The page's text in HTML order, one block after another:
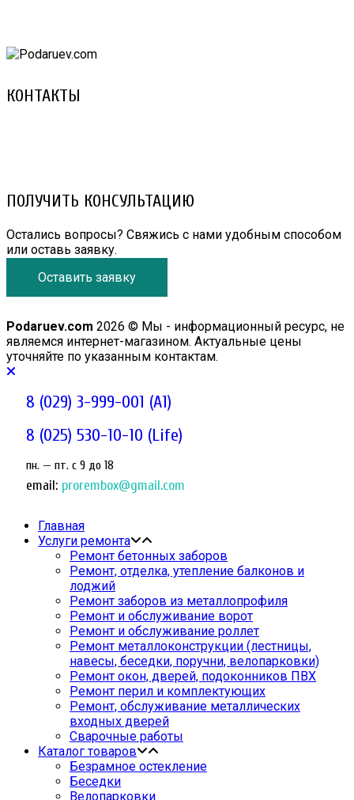
КОНТАКТЫ
ПОЛУЧИТЬ КОНСУЛЬТАЦИЮ
Остались вопросы? Свяжись с нами удобным способом
или оставь заявку.
Оставить заявку
Podaruev.com 2026 © Мы - информационный ресурс, не
являемся интернет-магазином. Актуальные цены
уточняйте по указанным контактам.
8 (029) 3-999-001 (A1)
8 (025) 530-10-10 (Life)
пн. — пт. c 9 до 18
email: prorembox@gmail.com
Главная
Услуги ремонта
Ремонт бетонных заборов
Ремонт, отделка, утепление балконов и
лоджий
Ремонт заборов из металлопрофиля
Ремонт и обслуживание ворот
Ремонт и обслуживание роллет
Ремонт металлоконструкции (лестницы,
навесы, беседки, поручни, велопарковки)
Ремонт окон, дверей, подоконников ПВХ
Ремонт перил и комплектующих
Ремонт, обслуживание металлических
входных дверей
Сварочные работы
Каталог товаров
Безрамное остекление
Беседки
Велопарковки